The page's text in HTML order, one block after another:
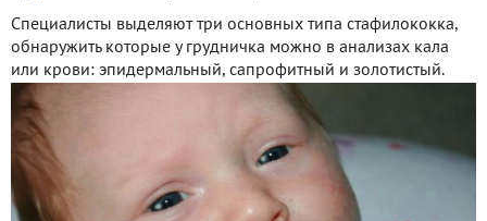
Специалисты выделяют три основных типа стафилококка,
обнаружить которые у грудничка можно в анализах кала
или крови: эпидермальный, сапрофитный и золотистый.